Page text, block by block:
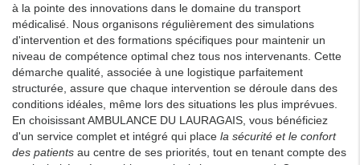
à la pointe des innovations dans le domaine du transport
médicalisé. Nous organisons régulièrement des simulations
d'intervention et des formations spécifiques pour maintenir un
niveau de compétence optimal chez tous nos intervenants. Cette
démarche qualité, associée à une logistique parfaitement
structurée, assure que chaque intervention se déroule dans des
conditions idéales, même lors des situations les plus imprévues.
En choisissant AMBULANCE DU LAURAGAIS, vous bénéficiez
d'un service complet et intégré qui place la sécurité et le confort
des patients au centre de ses priorités, tout en tenant compte des